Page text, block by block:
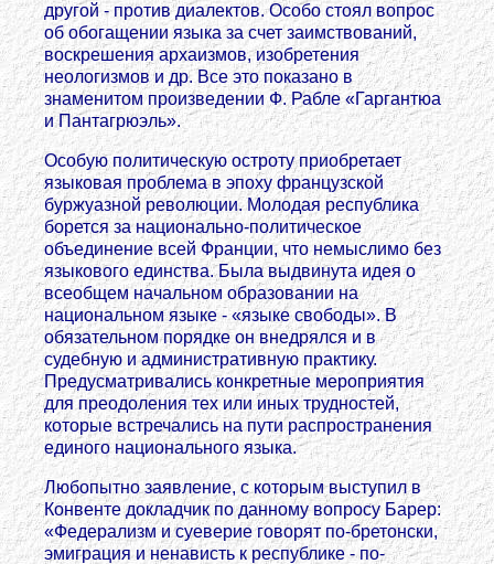
другой - против диалектов. Особо стоял вопрос
об обогащении языка за счет заимствований,
воскрешения архаизмов, изобретения
неологизмов и др. Все это показано в
знаменитом произведении Ф. Рабле «Гаргантюа
и Пантагрюэль».
Особую политическую остроту приобретает
языковая проблема в эпоху французской
буржуазной революции. Молодая республика
борется за национально-политическое
объединение всей Франции, что немыслимо без
языкового единства. Была выдвинута идея о
всеобщем начальном образовании на
национальном языке - «языке свободы». В
обязательном порядке он внедрялся и в
судебную и административную практику.
Предусматривались конкретные мероприятия
для преодоления тех или иных трудностей,
которые встречались на пути распространения
единого национального языка.
Любопытно заявление, с которым выступил в
Конвенте докладчик по данному вопросу Барер:
«Федерализм и суеверие говорят по-бретонски,
эмиграция и ненависть к республике - по-